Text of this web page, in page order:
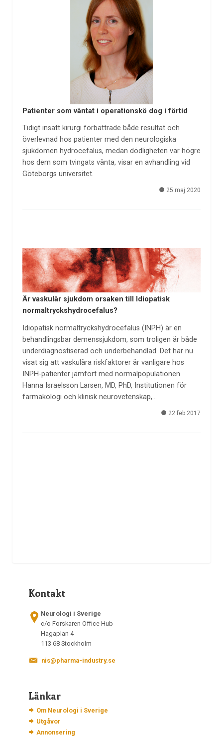
Patienter som väntat i operationskö dog i förtid
Tidigt insatt kirurgi förbättrade både resultat och
överlevnad hos patienter med den neurologiska
sjukdomen hydrocefalus, medan dödligheten var högre
hos dem som tvingats vänta, visar en avhandling vid
Göteborgs universitet.
25 maj 2020
Är vaskulär sjukdom orsaken till Idiopatisk
normaltryckshydrocefalus?
Idiopatisk normaltryckshydrocefalus (INPH) är en
behandlingsbar demenssjukdom, som troligen är både
underdiagnostiserad och underbehandlad. Det har nu
visat sig att vaskulära riskfaktorer är vanligare hos
INPH-patienter jämfört med normalpopulationen.
Hanna Israelsson Larsen, MD, PhD, Institutionen för
farmakologi och klinisk neurovetenskap,…
22 feb 2017
Kontakt
Neurologi i Sverige
c/o Forskaren Office Hub
Hagaplan 4
113 68 Stockholm
nis@pharma-industry.se
Länkar
Om Neurologi i Sverige
Utgåvor
Annonsering